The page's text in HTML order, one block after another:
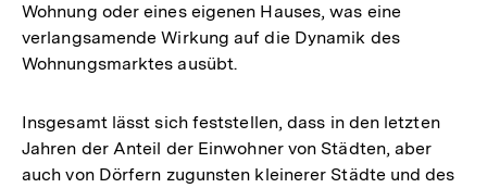
Wohnung oder eines eigenen Hauses, was eine
verlangsamende Wirkung auf die Dynamik des
Wohnungsmarktes ausübt.
Insgesamt lässt sich feststellen, dass in den letzten
Jahren der Anteil der Einwohner von Städten, aber
auch von Dörfern zugunsten kleinerer Städte und des